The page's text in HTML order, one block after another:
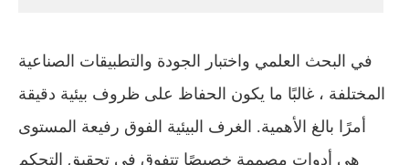
في البحث العلمي واختبار الجودة والتطبيقات الصناعية
المختلفة ، غالبًا ما يكون الحفاظ على ظروف بيئية دقيقة
أمرًا بالغ الأهمية. الغرف البيئية الفوق رفيعة المستوى
هي أدوات مصممة خصيصًا تتفوق في تحقيق التحكم